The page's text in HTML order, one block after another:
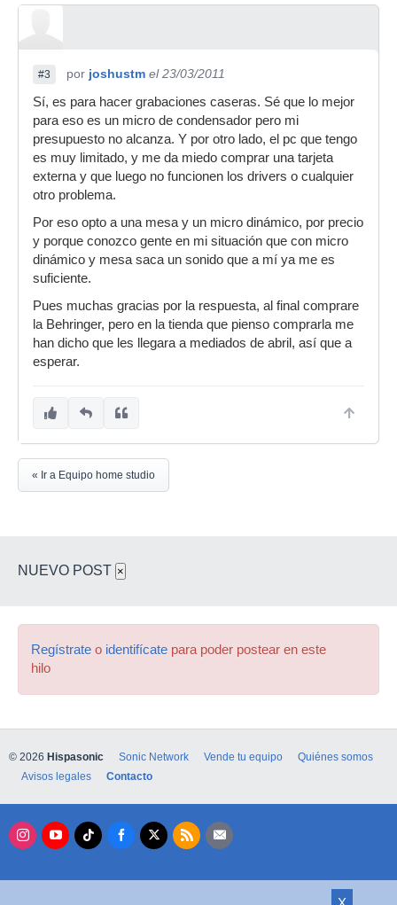
#3 por joshustm el 23/03/2011
Sí, es para hacer grabaciones caseras. Sé que lo mejor
para eso es un micro de condensador pero mi
presupuesto no alcanza. Y por otro lado, el pc que tengo
es muy limitado, y me da miedo comprar una tarjeta
externa y que luego no funcionen los drivers o cualquier
otro problema.
Por eso opto a una mesa y un micro dinámico, por precio
y porque conozco gente en mi situación que con micro
dinámico y mesa saca un sonido que a mí ya me es
suficiente.
Pues muchas gracias por la respuesta, al final comprare
la Behringer, pero en la tienda que pienso comprarla me
han dicho que les llegara a mediados de abril, así que a
esperar.
« Ir a Equipo home studio
NUEVO POST ×
Regístrate o identifícate para poder postear en este
hilo
© 2026 Hispasonic Sonic Network Vende tu equipo
Quiénes somos
Avisos legales
Contacto